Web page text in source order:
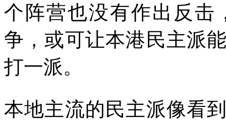
个阵营也没有作出反击
争，或可让本港民主派
打一派。
本地主流的民主派像看